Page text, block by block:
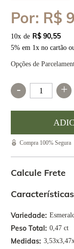
Características
Variedade
Peso Total 0,47 ct
Medidas
Por: R$
10x R$ 90,55
5% em 1x no cartão
Opções de
- +
Compra 100% Segura
Calcule Frete